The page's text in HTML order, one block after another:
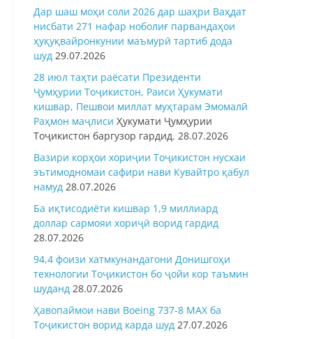
Дар шаш моҳи соли 2026 дар шаҳри Ваҳдат
нисбати 271 нафар ноболиғ парвандаҳои
ҳуқуқвайронкунии маъмурӣ тартиб дода
шуд 29.07.2026
28 июл таҳти раёсати Президенти
Ҷумҳурии Тоҷикистон, Раиси Ҳукумати
кишвар, Пешвои миллат муҳтарам Эмомалӣ
Раҳмон маҷлиси Ҳукумати Ҷумҳурии
Тоҷикистон баргузор гардид. 28.07.2026
Вазири корҳои хориҷии Тоҷикистон нусхаи
эътимодномаи сафири нави Кувайтро қабул
намуд 28.07.2026
Ба иқтисодиёти кишвар 1,9 миллиард
доллар сармояи хориҷӣ ворид гардид
28.07.2026
94,4 фоизи хатмкунандагони Донишгоҳи
технологии Тоҷикистон бо ҷойи кор таъмин
шуданд 28.07.2026
Ҳавопаймои нави Boeing 737-8 MAX ба
Тоҷикистон ворид карда шуд 27.07.2026